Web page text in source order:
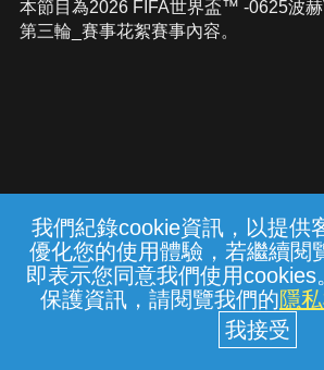
我們紀錄cookie資訊，以提供
優化您的使用體驗，若繼續閱
即表示您同意我們使用cookies
保護資訊，請閱覽我們的隱
本節目為2026 FIFA世界盃™ -0625波
第三輪_賽事花絮賽事內容。
常見問題 線上客服 服務條
中華電信股份有限公司個人
(統一編號：96979949) ©